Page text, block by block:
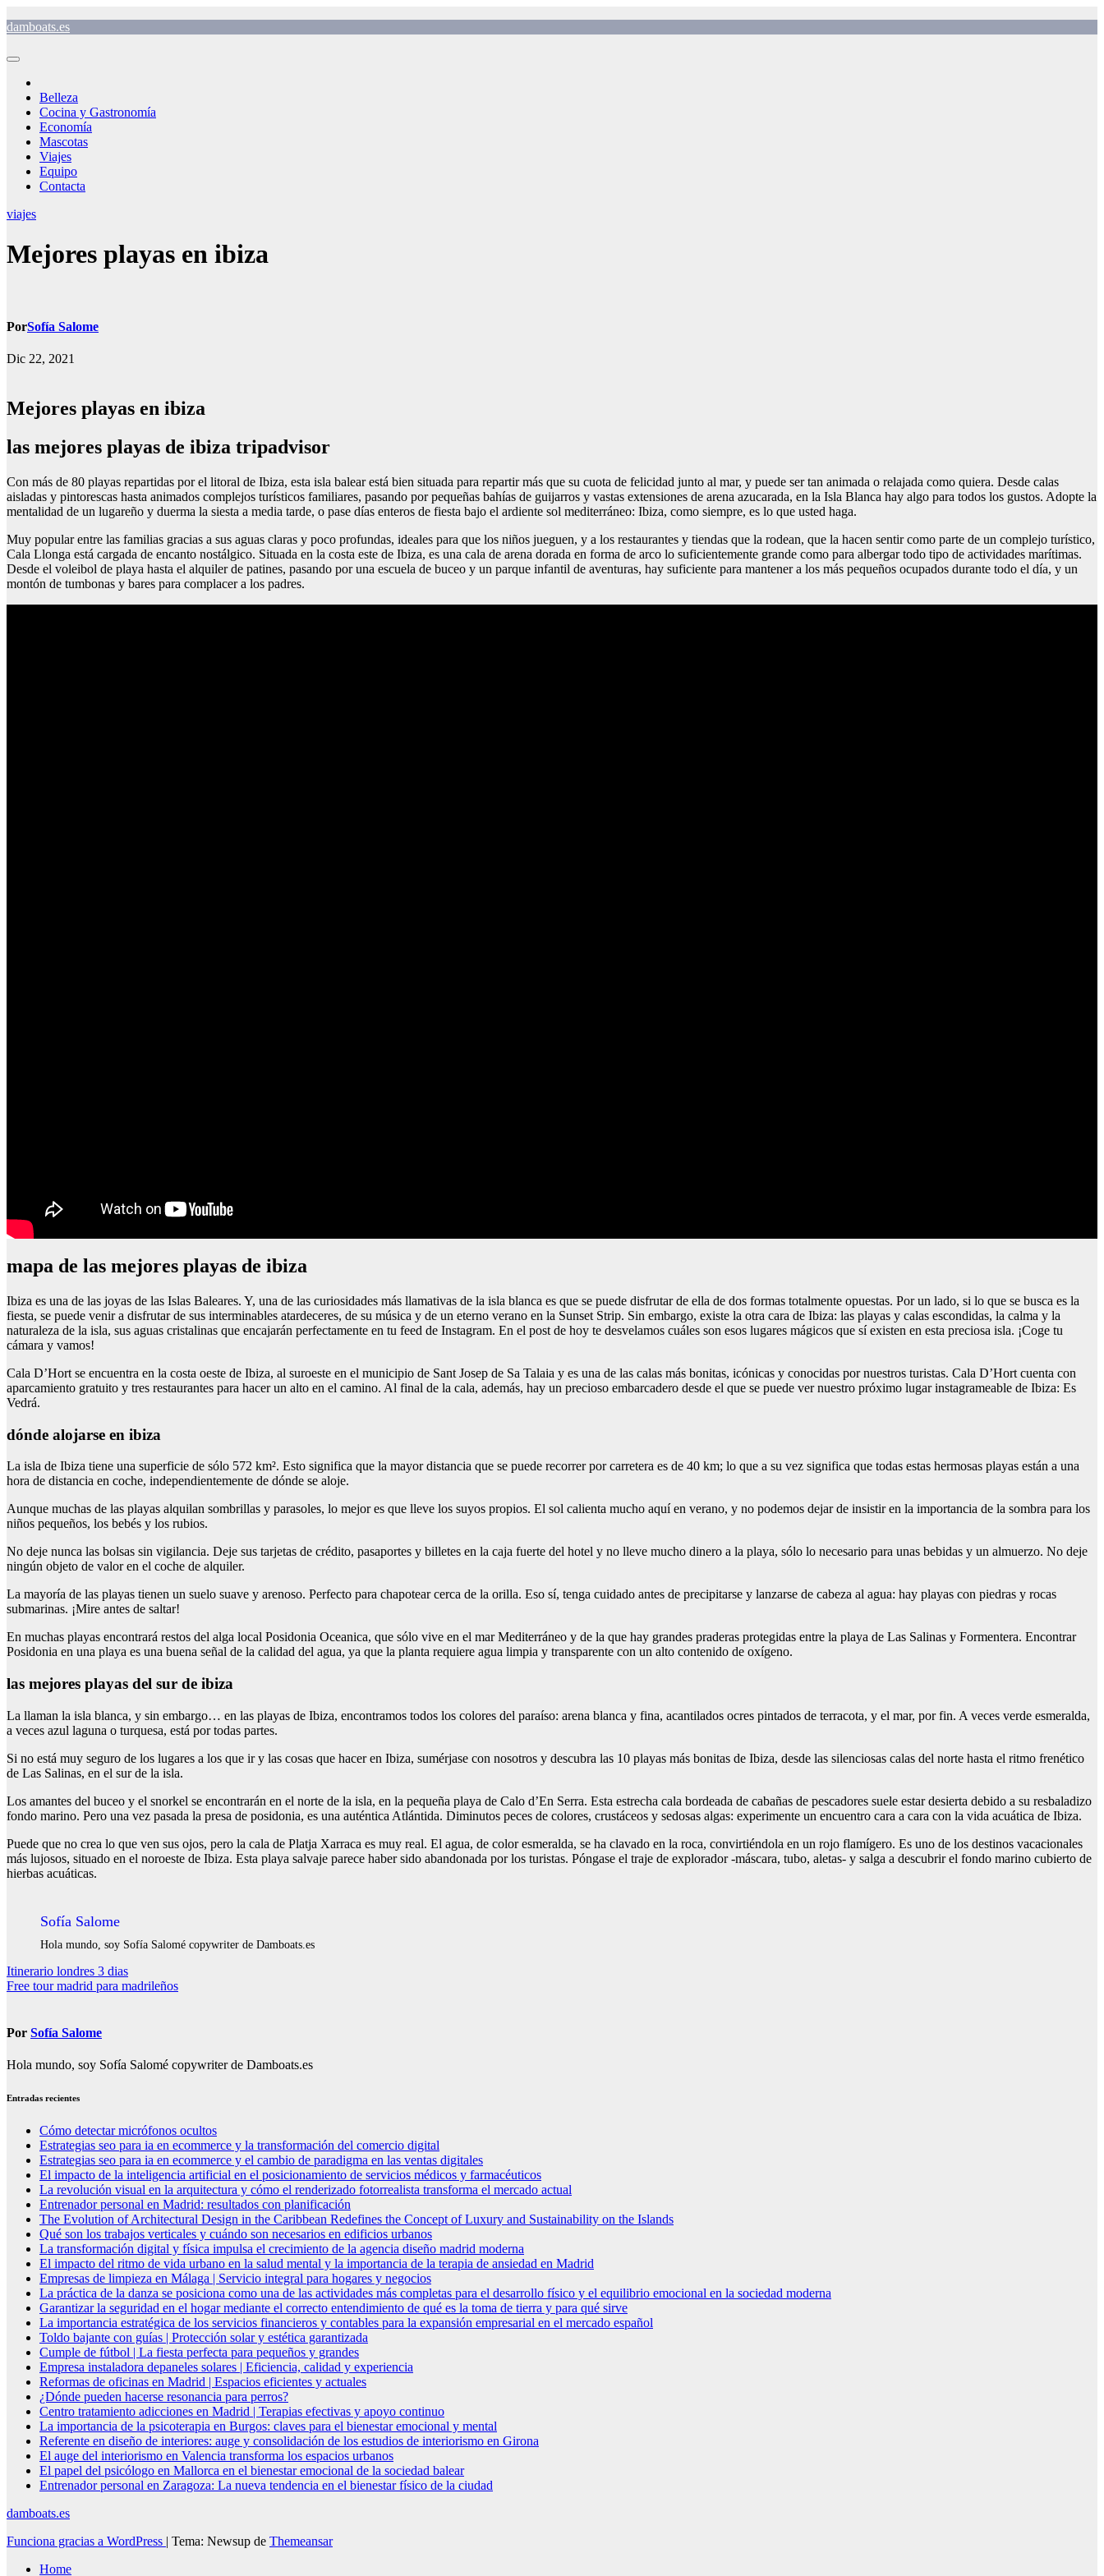
al
damboats.es
Belleza
Cocina y Gastronomía
Economía
Mascotas
Viajes
Equipo
Contacta
viajes
Mejores playas en ibiza
PorSofía Salome
Dic 22, 2021
Mejores playas en ibiza
las mejores playas de ibiza tripadvisor
Con más de 80 playas repartidas por el litoral de Ibiza, esta isla balear está bien situada para repartir más que su cuota de felicidad junto al mar, y puede ser tan animada o relajada como quiera. Desde calas
aisladas y pintorescas hasta animados complejos turísticos familiares, pasando por pequeñas bahías de guijarros y vastas extensiones de arena azucarada, en la Isla Blanca hay algo para todos los gustos. Adopte la
mentalidad de un lugareño y duerma la siesta a media tarde, o pase días enteros de fiesta bajo el ardiente sol mediterráneo: Ibiza, como siempre, es lo que usted haga.
Muy popular entre las familias gracias a sus aguas claras y poco profundas, ideales para que los niños jueguen, y a los restaurantes y tiendas que la rodean, que la hacen sentir como parte de un complejo turístico,
Cala Llonga está cargada de encanto nostálgico. Situada en la costa este de Ibiza, es una cala de arena dorada en forma de arco lo suficientemente grande como para albergar todo tipo de actividades marítimas.
Desde el voleibol de playa hasta el alquiler de patines, pasando por una escuela de buceo y un parque infantil de aventuras, hay suficiente para mantener a los más pequeños ocupados durante todo el día, y un
montón de tumbonas y bares para complacer a los padres.
mapa de las mejores playas de ibiza
Ibiza es una de las joyas de las Islas Baleares. Y, una de las curiosidades más llamativas de la isla blanca es que se puede disfrutar de ella de dos formas totalmente opuestas. Por un lado, si lo que se busca es la
fiesta, se puede venir a disfrutar de sus interminables atardeceres, de su música y de un eterno verano en la Sunset Strip. Sin embargo, existe la otra cara de Ibiza: las playas y calas escondidas, la calma y la
naturaleza de la isla, sus aguas cristalinas que encajarán perfectamente en tu feed de Instagram. En el post de hoy te desvelamos cuáles son esos lugares mágicos que sí existen en esta preciosa isla. ¡Coge tu
cámara y vamos!
Cala D’Hort se encuentra en la costa oeste de Ibiza, al suroeste en el municipio de Sant Josep de Sa Talaia y es una de las calas más bonitas, icónicas y conocidas por nuestros turistas. Cala D’Hort cuenta con
aparcamiento gratuito y tres restaurantes para hacer un alto en el camino. Al final de la cala, además, hay un precioso embarcadero desde el que se puede ver nuestro próximo lugar instagrameable de Ibiza: Es
Vedrá.
dónde alojarse en ibiza
La isla de Ibiza tiene una superficie de sólo 572 km². Esto significa que la mayor distancia que se puede recorrer por carretera es de 40 km; lo que a su vez significa que todas estas hermosas playas están a una
hora de distancia en coche, independientemente de dónde se aloje.
Aunque muchas de las playas alquilan sombrillas y parasoles, lo mejor es que lleve los suyos propios. El sol calienta mucho aquí en verano, y no podemos dejar de insistir en la importancia de la sombra para los
niños pequeños, los bebés y los rubios.
No deje nunca las bolsas sin vigilancia. Deje sus tarjetas de crédito, pasaportes y billetes en la caja fuerte del hotel y no lleve mucho dinero a la playa, sólo lo necesario para unas bebidas y un almuerzo. No deje
ningún objeto de valor en el coche de alquiler.
La mayoría de las playas tienen un suelo suave y arenoso. Perfecto para chapotear cerca de la orilla. Eso sí, tenga cuidado antes de precipitarse y lanzarse de cabeza al agua: hay playas con piedras y rocas
submarinas. ¡Mire antes de saltar!
En muchas playas encontrará restos del alga local Posidonia Oceanica, que sólo vive en el mar Mediterráneo y de la que hay grandes praderas protegidas entre la playa de Las Salinas y Formentera. Encontrar
Posidonia en una playa es una buena señal de la calidad del agua, ya que la planta requiere agua limpia y transparente con un alto contenido de oxígeno.
las mejores playas del sur de ibiza
La llaman la isla blanca, y sin embargo… en las playas de Ibiza, encontramos todos los colores del paraíso: arena blanca y fina, acantilados ocres pintados de terracota, y el mar, por fin. A veces verde esmeralda,
a veces azul laguna o turquesa, está por todas partes.
Si no está muy seguro de los lugares a los que ir y las cosas que hacer en Ibiza, sumérjase con nosotros y descubra las 10 playas más bonitas de Ibiza, desde las silenciosas calas del norte hasta el ritmo frenético
de Las Salinas, en el sur de la isla.
Los amantes del buceo y el snorkel se encontrarán en el norte de la isla, en la pequeña playa de Calo d’En Serra. Esta estrecha cala bordeada de cabañas de pescadores suele estar desierta debido a su resbaladizo
fondo marino. Pero una vez pasada la presa de posidonia, es una auténtica Atlántida. Diminutos peces de colores, crustáceos y sedosas algas: experimente un encuentro cara a cara con la vida acuática de Ibiza.
Puede que no crea lo que ven sus ojos, pero la cala de Platja Xarraca es muy real. El agua, de color esmeralda, se ha clavado en la roca, convirtiéndola en un rojo flamígero. Es uno de los destinos vacacionales
más lujosos, situado en el noroeste de Ibiza. Esta playa salvaje parece haber sido abandonada por los turistas. Póngase el traje de explorador -máscara, tubo, aletas- y salga a descubrir el fondo marino cubierto de
hierbas acuáticas.
Sofía Salome
Hola mundo, soy Sofía Salomé copywriter de Damboats.es
Navegación
de
Itinerario londres 3 dias
Free tour madrid para madrileños
Por Sofía Salome
Hola mundo, soy Sofía Salomé copywriter de Damboats.es
Entradas recientes
Cómo detectar micrófonos ocultos
Estrategias seo para ia en ecommerce y la transformación del comercio digital
Estrategias seo para ia en ecommerce y el cambio de paradigma en las ventas digitales
El impacto de la inteligencia artificial en el posicionamiento de servicios médicos y farmacéuticos
La revolución visual en la arquitectura y cómo el renderizado fotorrealista transforma el mercado actual
Entrenador personal en Madrid: resultados con planificación
The Evolution of Architectural Design in the Caribbean Redefines the Concept of Luxury and Sustainability on the Islands
Qué son los trabajos verticales y cuándo son necesarios en edificios urbanos
La transformación digital y física impulsa el crecimiento de la agencia diseño madrid moderna
El impacto del ritmo de vida urbano en la salud mental y la importancia de la terapia de ansiedad en Madrid
Empresas de limpieza en Málaga | Servicio integral para hogares y negocios
La práctica de la danza se posiciona como una de las actividades más completas para el desarrollo físico y el equilibrio emocional en la sociedad moderna
Garantizar la seguridad en el hogar mediante el correcto entendimiento de qué es la toma de tierra y para qué sirve
La importancia estratégica de los servicios financieros y contables para la expansión empresarial en el mercado español
Toldo bajante con guías | Protección solar y estética garantizada
Cumple de fútbol | La fiesta perfecta para pequeños y grandes
Empresa instaladora depaneles solares | Eficiencia, calidad y experiencia
Reformas de oficinas en Madrid | Espacios eficientes y actuales
¿Dónde pueden hacerse resonancia para perros?
Centro tratamiento adicciones en Madrid | Terapias efectivas y apoyo continuo
La importancia de la psicoterapia en Burgos: claves para el bienestar emocional y mental
Referente en diseño de interiores: auge y consolidación de los estudios de interiorismo en Girona
El auge del interiorismo en Valencia transforma los espacios urbanos
El papel del psicólogo en Mallorca en el bienestar emocional de la sociedad balear
Entrenador personal en Zaragoza: La nueva tendencia en el bienestar físico de la ciudad
damboats.es
Funciona gracias a WordPress | Tema: Newsup de Themeansar
Home